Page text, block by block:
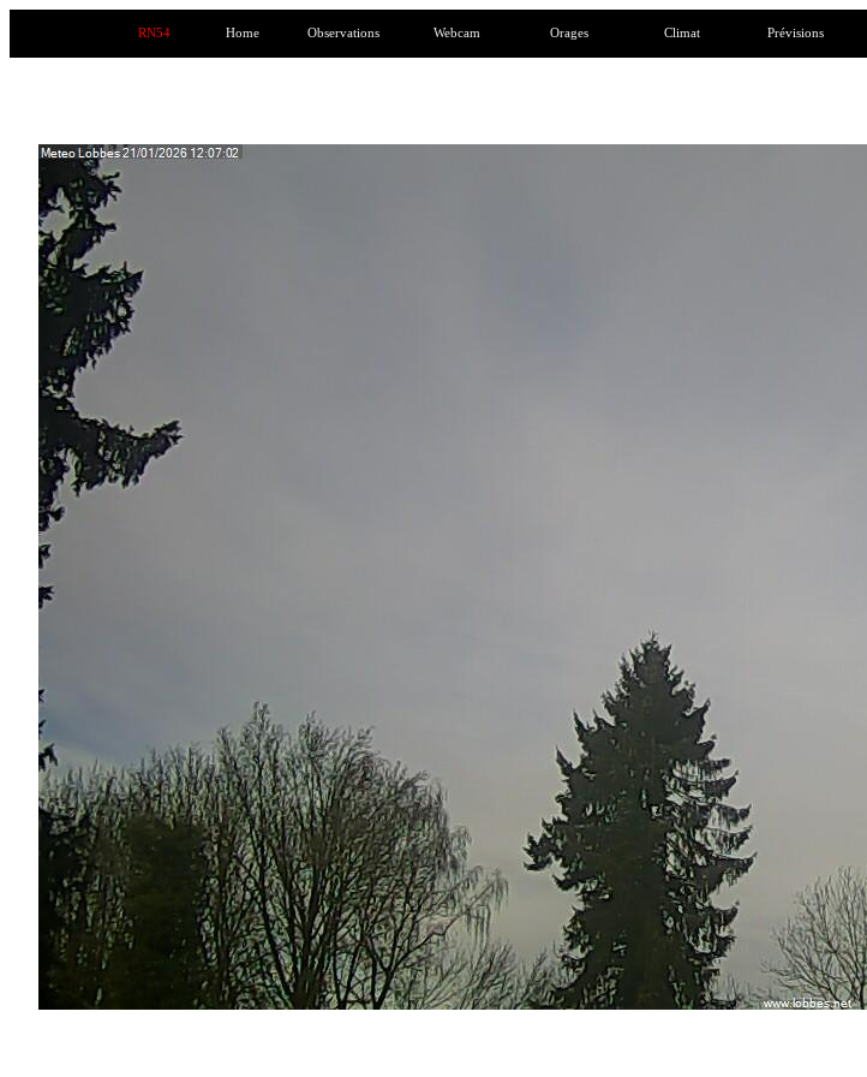
RN54 Home Observations Webcam Orages Climat Prévisions